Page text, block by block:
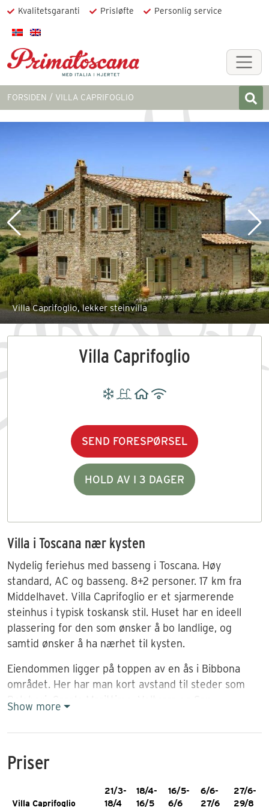
Kvalitetsgaranti Prisløfte Personlig service
FORSIDEN VILLA CAPRIFOGLIO
Villa Caprifoglio, lekker steinvilla
Villa Caprifoglio
SEND FORESPØRSEL
HOLD AV I 3 DAGER
Villa i Toscana nær kysten
Nydelig feriehus med basseng i Toscana. Høy
standard, AC og basseng. 8+2 personer. 17 km fra
Middelhavet. Villa Caprifoglio er et sjarmerende
steinhus i typisk toskansk stil. Huset har en ideell
plassering for den som ønsker å bo landlige, og
samtid ønsker å ha nærhet til kysten.
Eiendommen ligger på toppen av en ås i Bibbona
området. Her har man kort avstand til steder som
Bolgheri, Casale Marittimo, Volterra og San
landskap med sypresser og vingårder. På
en sval bris.
Svært god standard
Show more
Priser
Villa Caprifoglio
21/3-
18/4
18/4-
16/5
16/5-
6/6
6/6-
27/6
27/6-
29/8